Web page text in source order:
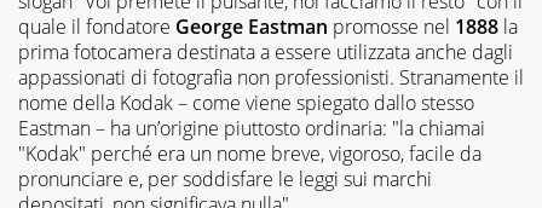
quale il fondatore George Eastman promosse nel 1888 la
prima fotocamera destinata a essere utilizzata anche dagli
appassionati di fotografia non professionisti. Stranamente il
nome della Kodak – come viene spiegato dallo stesso
Eastman – ha un’origine piuttosto ordinaria: "la chiamai
"Kodak" perché era un nome breve, vigoroso, facile da
pronunciare e, per soddisfare le leggi sui marchi